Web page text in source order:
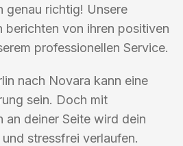
genau richtig! Unsere
berichten von ihren positiven
professionellen Service.
nach Novara kann eine
sein. Doch mit
an deiner Seite wird dein
stressfrei verlaufen.